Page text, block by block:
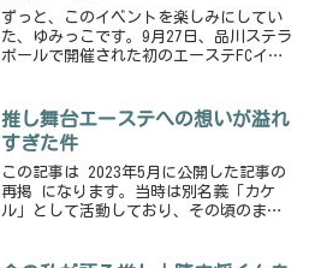
ずっと、このイベントを楽しみにしてい
た、ゆみっこです。9月27日、品川ステラ
ボールで開催された初のエーステFCイベ
は、陳内将くんを含む3名のキャス...
推し舞台エーステへの想いが溢れ
すぎた件
この記事は 2023年5月に公開した記事の
再掲 になります。当時は別名義「カケ
ル」として活動しており、その頃のまま